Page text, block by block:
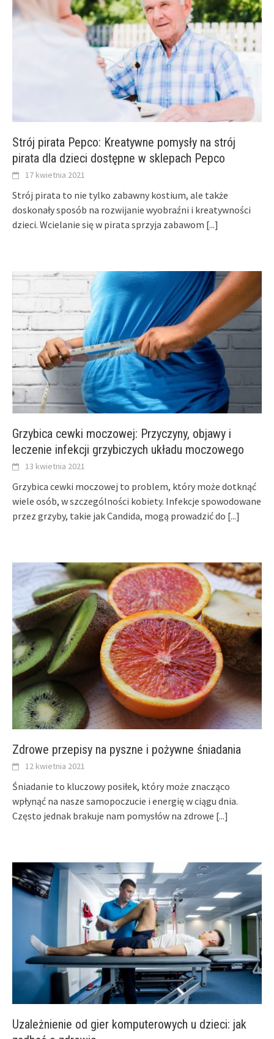
Strój pirata Pepco: Kreatywne pomysły na strój
pirata dla dzieci dostępne w sklepach Pepco
17 kwietnia 2021
Strój pirata to nie tylko zabawny kostium, ale także
doskonały sposób na rozwijanie wyobraźni i kreatywności
dzieci. Wcielanie się w pirata sprzyja zabawom [...]
Grzybica cewki moczowej: Przyczyny, objawy i
leczenie infekcji grzybiczych układu moczowego
13 kwietnia 2021
Grzybica cewki moczowej to problem, który może dotknąć
wiele osób, w szczególności kobiety. Infekcje spowodowane
przez grzyby, takie jak Candida, mogą prowadzić do [...]
Zdrowe przepisy na pyszne i pożywne śniadania
12 kwietnia 2021
Śniadanie to kluczowy posiłek, który może znacząco
wpłynąć na nasze samopoczucie i energię w ciągu dnia.
Często jednak brakuje nam pomysłów na zdrowe [...]
Uzależnienie od gier komputerowych u dzieci: jak